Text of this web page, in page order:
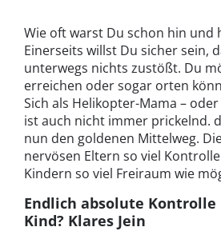
Wie oft warst Du schon hin und
Einerseits willst Du sicher sein,
unterwegs nichts zustößt. Du
erreichen oder sogar orten
Sich als Helikopter-Mama –
ist auch nicht immer prickelnd.
nun den goldenen Mittelweg.
nervösen Eltern so viel
Kindern so viel Freiraum wie
Endlich absolute Kontrolle
Kind? Klares Jein